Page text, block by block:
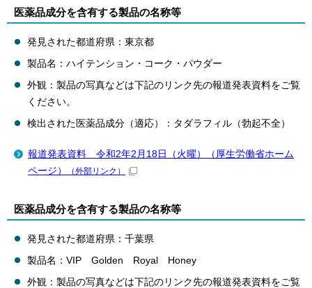
医薬品成分を含有する製品の名称等
発見された都道府県：東京都
製品名：ハイテンション・コーク・パウダー
外観：製品の写真などは下記のリンク先の報道発表資料をご覧
ください。
検出された医薬品成分（適応）：タダラフィル（勃起不全）
報道発表資料 令和2年2月18日（火曜）（厚生労働省ホーム
ページ）
（外部リンク）
医薬品成分を含有する製品の名称等
発見された都道府県：千葉県
製品名：VIP Golden Royal Honey
外観：製品の写真などは下記のリンク先の報道発表資料をご覧